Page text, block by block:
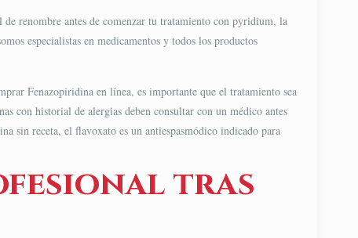
renombre antes de comenzar tu tratamiento con pyridium, la
especialistas en medicamentos y todos los productos
Fenazopiridina en línea, es importante que el tratamiento sea
con historial de alergias deben consultar con un médico antes
sin receta, el flavoxato es un antiespasmódico indicado para
tras